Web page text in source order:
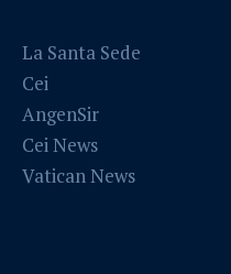
La Santa Sede
Cei
AngenSir
Cei News
Vatican News